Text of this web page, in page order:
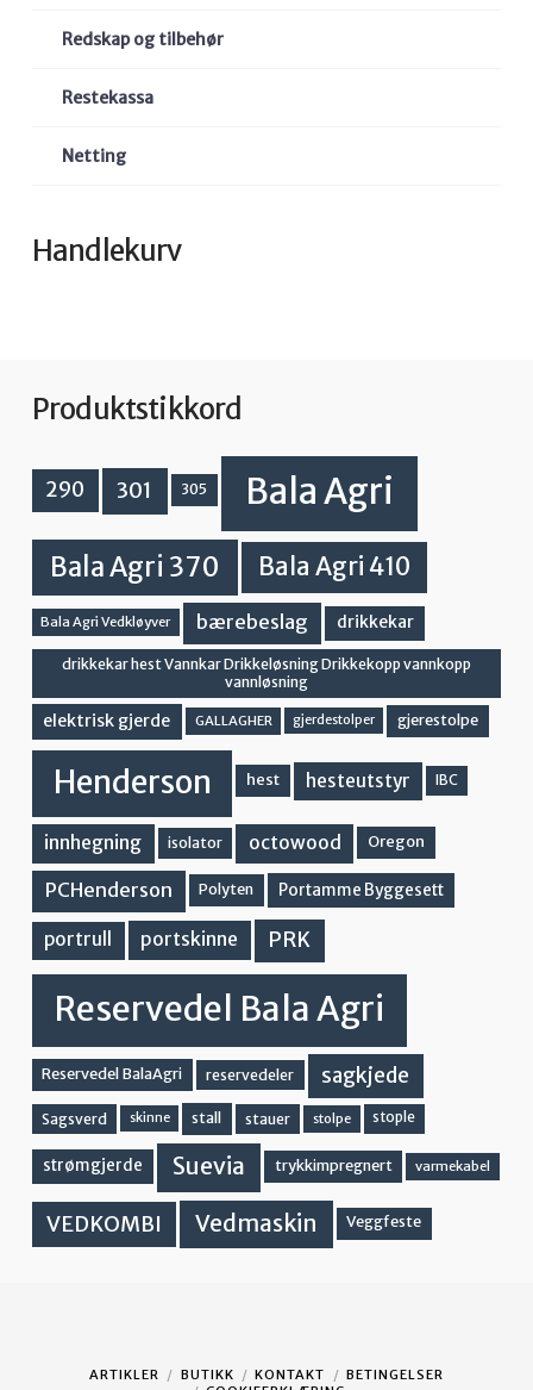
Redskap og tilbehør
Restekassa
Netting
Handlekurv
Produktstikkord
290 301 305 Bala Agri
Bala Agri 370 Bala Agri 410
Bala Agri Vedkløyver bærebeslag drikkekar
drikkekar hest Vannkar Drikkeløsning Drikkekopp vannkopp
vannløsning
elektrisk gjerde GALLAGHER gjerdestolper gjerestolpe
Henderson hest hesteutstyr IBC
innhegning isolator octowood Oregon
PCHenderson Polyten Portamme Byggesett
portrull portskinne PRK
Reservedel Bala Agri
Reservedel BalaAgri reservedeler sagkjede
Sagsverd skinne stall stauer stolpe stople
strømgjerde Suevia trykkimpregnert varmekabel
VEDKOMBI Vedmaskin Veggfeste
ARTIKLER BUTIKK KONTAKT
BETINGELSER